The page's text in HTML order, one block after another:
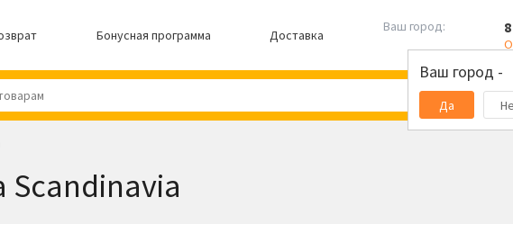
Бонусная программа Доставка
Ваш город:
Ваш город -
Да
Scandinavia